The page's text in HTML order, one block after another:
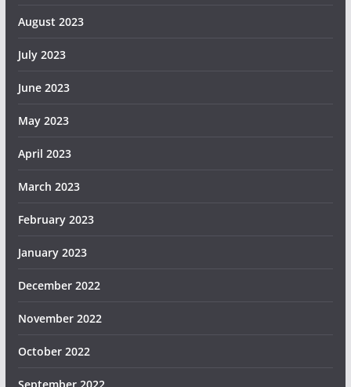
August 2023
July 2023
June 2023
May 2023
April 2023
March 2023
February 2023
January 2023
December 2022
November 2022
October 2022